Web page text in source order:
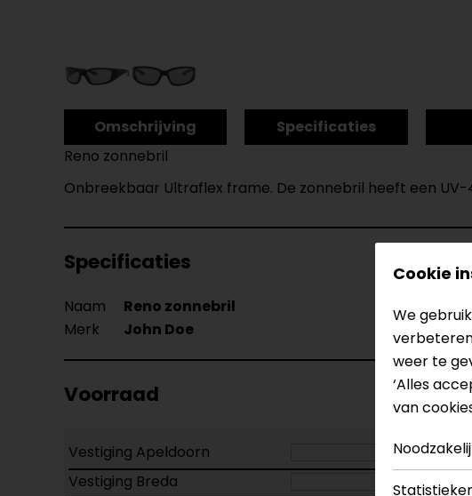
Omschrijving Specificaties
Reno zonnebril
Onbreekbaar Ultraflex frame. De zonnebril heeft een
Specificaties
Naam Reno zonnebril
Merk
John Doe
Voorraad
Vestiging Apeldoorn
Vestiging Breda
Cookie
We
weer te
‘Alles
van